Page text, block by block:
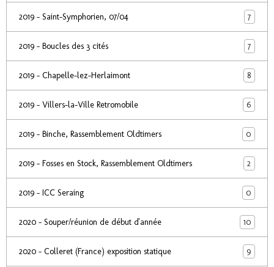
2019 - Saint-Symphorien, 07/04 7
2019 - Boucles des 3 cités 7
2019 - Chapelle-lez-Herlaimont 8
2019 - Villers-la-Ville Retromobile 6
2019 - Binche, Rassemblement Oldtimers 0
2019 - Fosses en Stock, Rassemblement Oldtimers 2
2019 - ICC Seraing 0
2020 - Souper/réunion de début d'année 10
2020 - Colleret (France) exposition statique 9